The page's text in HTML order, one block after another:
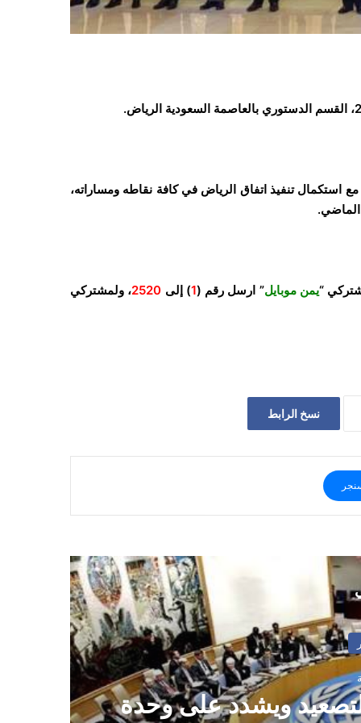
استكمال تنفيذ اتفاق الرياض في كافة نقاطه ومساراته،
“يمن موبايل” ارسل رقم (1) إلى 2520، ولمشتركي
نسخ الرابط
ويشدد على وحدة